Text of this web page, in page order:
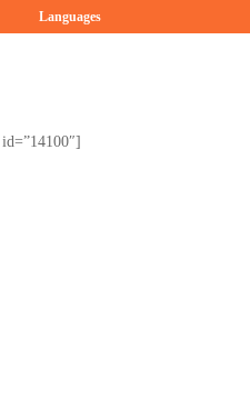
Languages